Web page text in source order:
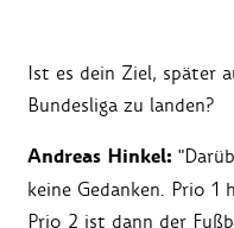
Ist es dein Ziel, später
Bundesliga zu landen?
Andreas Hinkel:
keine Gedanken. Prio
Prio 2 ist dann der